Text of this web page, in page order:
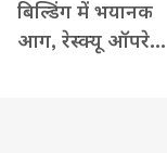
बिल्डिंग में भयानक
आग, रेस्क्यू ऑपरेशन